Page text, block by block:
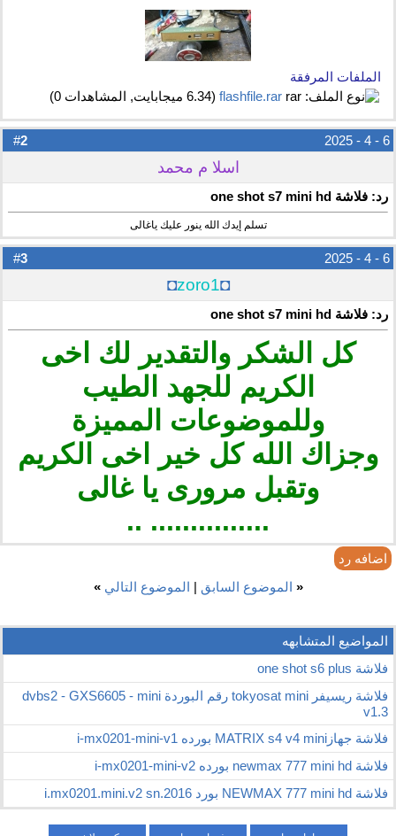
الملفات المرفقة
flashfile.rar‏ (6.34 ميجابايت, المشاهدات 0)
2 6 - 4 - 2025
اسلا م محمد
رد: فلاشة one shot s7 mini hd
تسلم إيدك الله ينور عليك ياغالى
3 6 - 4 - 2025
◘
zoro1
◘
رد: فلاشة one shot s7 mini hd
كل الشكر والتقدير لك اخى
الكريم للجهد الطيب
وللموضوعات المميزة
وجزاك الله كل خير اخى الكريم
وتقبل مرورى يا غالى
............... ..
اضافه رد
« الموضوع السابق | الموضوع التالي »
المواضيع المتشابهه
فلاشة one shot s6 plus
فلاشة ريسيفر tokyosat mini رقم البوردة dvbs2 - GXS6605 - mini
v1.3
فلاشة جهازMATRIX s4 v4 mini بورده i-mx0201-mini-v1
فلاشة newmax 777 mini hd بورده i-mx0201-mini-v2
فلاشة NEWMAX 777 mini hd بورد i.mx0201.mini.v2 sn.2016